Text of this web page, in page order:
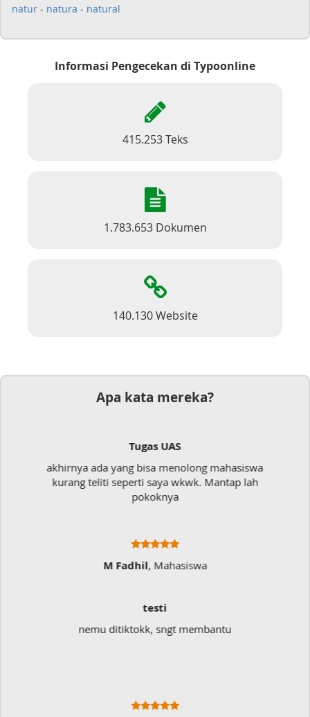
natur - natura - natural
Informasi Pengecekan di Typoonline
415.253 Teks
1.783.653 Dokumen
140.130 Website
Apa kata mereka?
Dokumen
Mudah sekali, tinggal kirim dokumennya
langsung jadi
Ratna Fa
Sangat Memukai
Sangat membantu buat type saya yang banyak